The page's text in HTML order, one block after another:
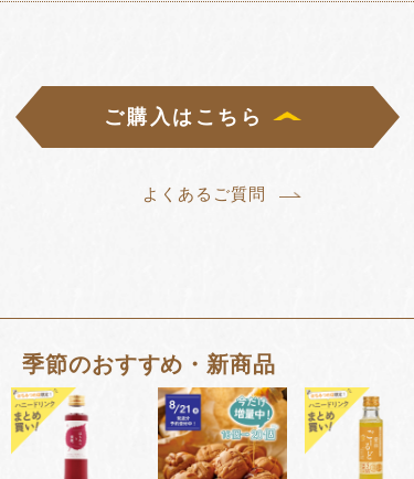
ご購入はこちら
よくあるご質問
季節のおすすめ・新商品